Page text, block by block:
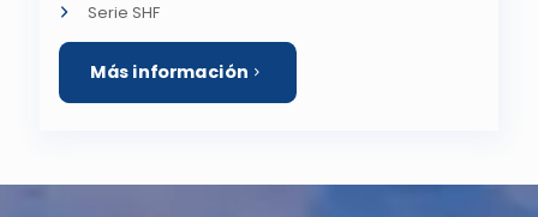
Serie SHF
Más información